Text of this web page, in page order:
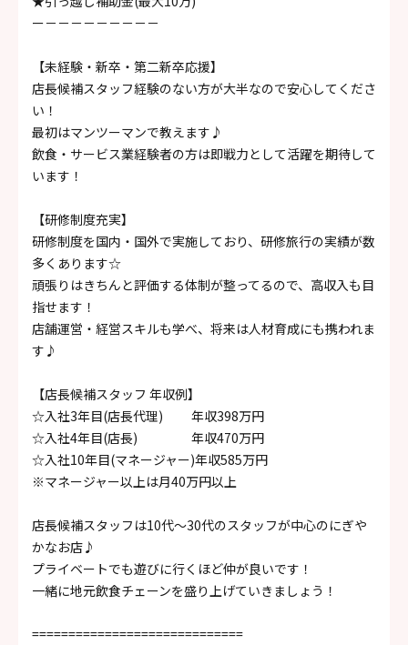
ー－－－－－－－－－
【未経験・新卒・第二新卒応援】
店長候補スタッフ経験のない方が大半なので安心してくださ
い！
最初はマンツーマンで教えます♪
飲食・サービス業経験者の方は即戦力として活躍を期待して
います！
【研修制度充実】
研修制度を国内・国外で実施しており、研修旅行の実績が数
多くあります☆
頑張りはきちんと評価する体制が整ってるので、高収入も目
指せます！
店舗運営・経営スキルも学べ、将来は人材育成にも携われま
す♪
【店長候補スタッフ 年収例】
☆入社3年目(店長代理) 年収398万円
☆入社4年目(店長) 年収470万円
☆入社10年目(マネージャー)年収585万円
※マネージャー以上は月40万円以上
店長候補スタッフは10代～30代のスタッフが中心のにぎや
かなお店♪
プライベートでも遊びに行くほど仲が良いです！
一緒に地元飲食チェーンを盛り上げていきましょう！
=============================